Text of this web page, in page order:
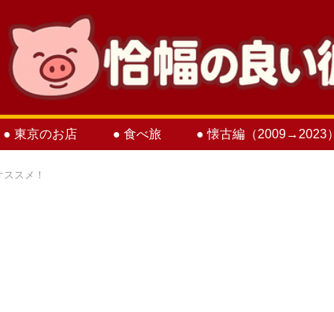
● 東京のお店 ● 食べ旅 ● 懐古編（2009→2023）
スメ！